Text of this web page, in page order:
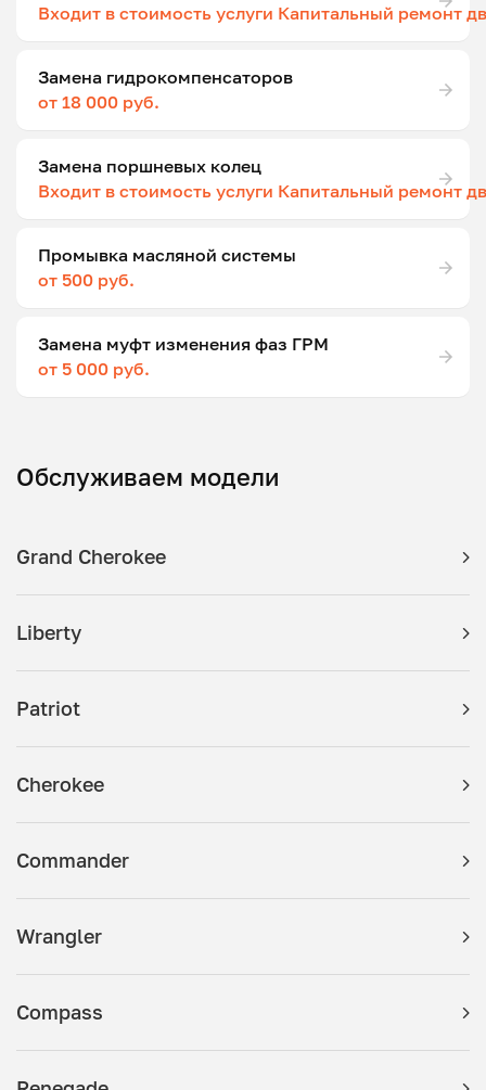
Входит в стоимость услуги Капитальный ремонт
Замена гидрокомпенсаторов
от 18 000 руб.
Замена поршневых колец
Входит в стоимость услуги Капитальный ремонт
Промывка масляной системы
от 500 руб.
Замена муфт изменения фаз ГРМ
от 5 000 руб.
Обслуживаем модели
Grand Cherokee
Liberty
Patriot
Cherokee
Commander
Wrangler
Compass